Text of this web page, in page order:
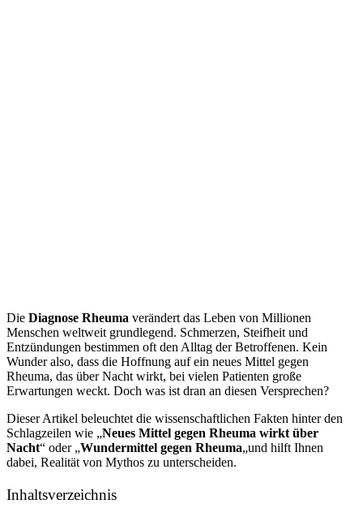
Die Diagnose Rheuma verändert das Leben von Millionen
Menschen weltweit grundlegend. Schmerzen, Steifheit und
Entzündungen bestimmen oft den Alltag der Betroffenen. Kein
Wunder also, dass die Hoffnung auf ein neues Mittel gegen
Rheuma, das über Nacht wirkt, bei vielen Patienten große
Erwartungen weckt. Doch was ist dran an diesen Versprechen?
Dieser Artikel beleuchtet die wissenschaftlichen Fakten hinter den
Schlagzeilen wie „Neues Mittel gegen Rheuma wirkt über
Nacht“ oder „Wundermittel gegen Rheuma„und hilft Ihnen
dabei, Realität von Mythos zu unterscheiden.
Inhaltsverzeichnis